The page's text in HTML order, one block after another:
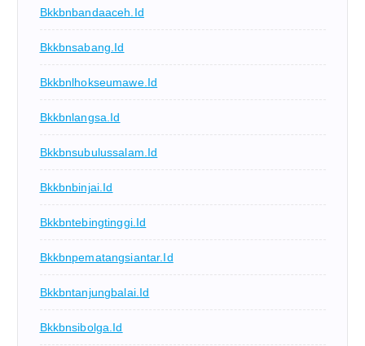
Bkkbnbandaaceh.id
Bkkbnsabang.id
Bkkbnlhokseumawe.id
Bkkbnlangsa.id
Bkkbnsubulussalam.id
Bkkbnbinjai.id
Bkkbntebingtinggi.id
Bkkbnpematangsiantar.id
Bkkbntanjungbalai.id
Bkkbnsibolga.id